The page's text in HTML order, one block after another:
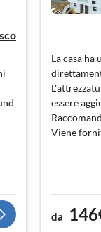
La casa
essere
Viene
da